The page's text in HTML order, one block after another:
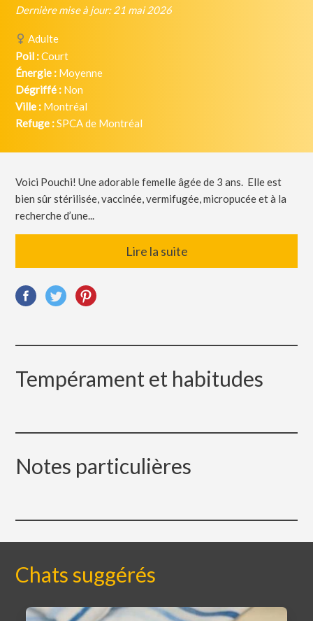
Dernière mise à jour: 21 mai 2026
Adulte
Poil :Court
Énergie : Moyenne
Dégriffé : Non
Ville : Montréal
Refuge :SPCA de Montréal
Voici Pouchi! Une adorable femelle âgée de 3 ans. Elle est
bien sûr stérilisée, vaccinée, vermifugée, micropucée et à la
recherche d’une...
Lire la suite
Tempérament et habitudes
Notes particulières
Chats suggérés